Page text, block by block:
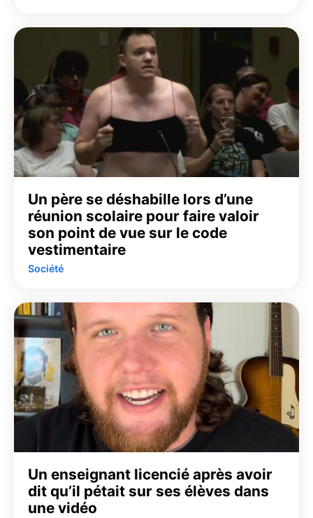
Un père se déshabille lors d’une
réunion scolaire pour faire valoir
son point de vue sur le code
vestimentaire
Société
Un enseignant licencié après avoir
dit qu’il pétait sur ses élèves dans
une vidéo